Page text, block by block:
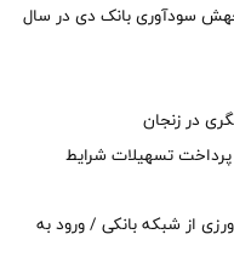
جهش سودآوری بانک دی در سال
در زنجان
تسهیلات شرایط
از شبکه بانکی / ورود به